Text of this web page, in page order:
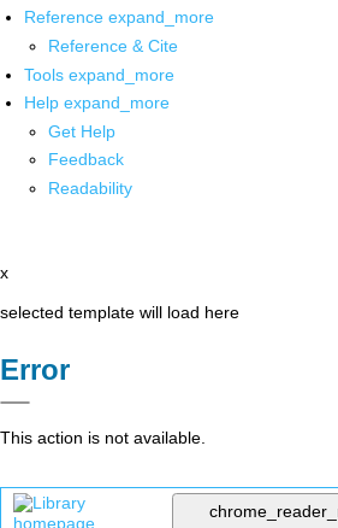
Reference expand_more
Reference & Cite
Tools expand_more
Help expand_more
Get Help
Feedback
Readability
x
selected template will load here
Error
This action is not available.